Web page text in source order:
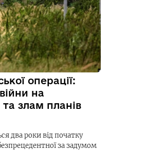
операції:
на
злам планів
два роки від початку
за задумом